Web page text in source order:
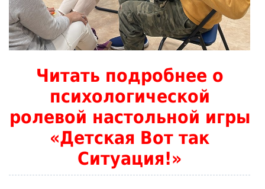
Читать подробнее о
психологической
ролевой настольной игры
«Детская Вот так
Ситуация!»